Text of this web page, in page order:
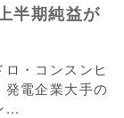
半期純益が
・コンスンヒ
発電企業大手の
...